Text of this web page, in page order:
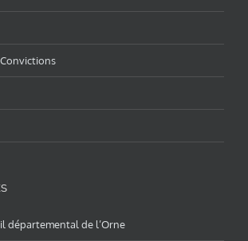
départemental de l’Orne